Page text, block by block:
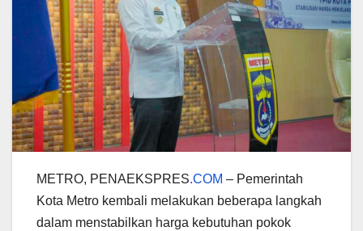
METRO, PENAEKSPRES.COM – Pemerintah
Kota Metro kembali melakukan beberapa langkah
dalam menstabilkan harga kebutuhan pokok